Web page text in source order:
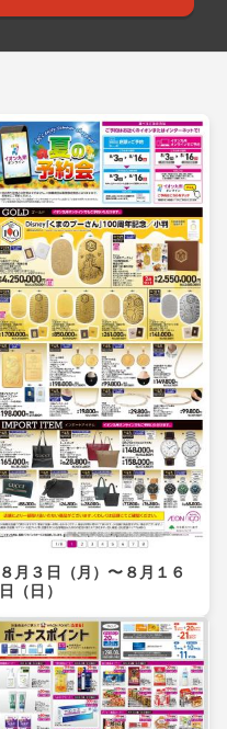
８月３日（月）〜８月１６
日（日）